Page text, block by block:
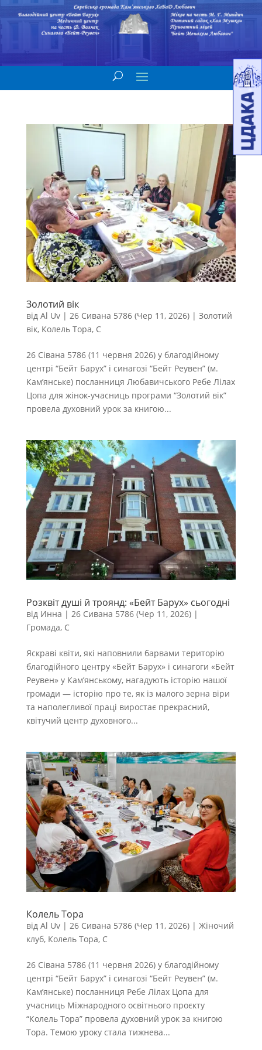
Золотий вік
від Al Uv| 26 Сивана 5786 (Чер 11, 2026)| Золотий
вік, Колель Тора, С
26 Сівана 5786 (11 червня 2026) у благодійному
центрі “Бейт Барух” і синагозі “Бейт Реувен” (м.
Кам’янське) посланниця Любавичського Ребе Лілах
Цопа для жінок-учасниць програми “Золотий вік”
провела духовний урок за книгою...
Розквіт душі й троянд: «Бейт Барух» сьогодні
від Инна | 26 Сивана 5786 (Чер 11, 2026)|
Громада, С
Яскраві квіти, які наповнили барвами територію
благодійного центру «Бейт Барух» і синагоги «Бейт
Реувен» у Кам’янському, нагадують історію нашої
громади — історію про те, як із малого зерна віри
та наполегливої праці виростає прекрасний,
квітучий центр духовного...
Колель Тора
від Al Uv| 26 Сивана 5786 (Чер 11, 2026)| Жіночий
клуб, Колель Тора, С
26 Сівана 5786 (11 червня 2026) у благодійному
центрі “Бейт Барух” і синагозі “Бейт Реувен” (м.
Кам’янське) посланниця Ребе Лілах Цопа для
учасниць Міжнародного освітнього проєкту
“Колель Тора” провела духовний урок за книгою
Тора. Темою уроку стала тижнева...